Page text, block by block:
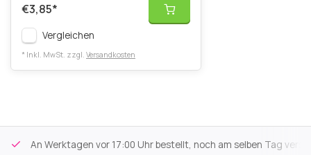
€3,85*
Vergleichen
* Inkl. MwSt. zzgl. Versandkosten
An Werktagen vor 17:00 Uhr bestellt, noch am selben Tag